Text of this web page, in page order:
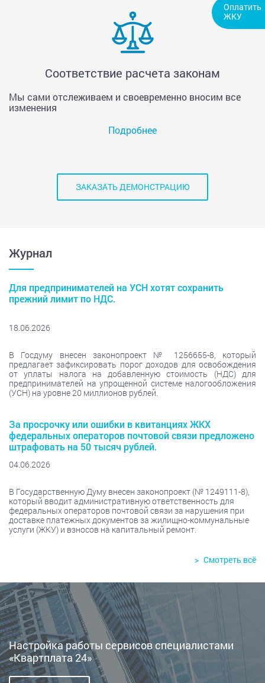
Соответствие расчета законам
Мы сами отслеживаем и своевременно вносим все
изменения
Подробнее
ЗАКАЗАТЬ ДЕМОНСТРАЦИЮ
Журнал
Для предпринимателей на УСН хотят сохранить
прежний лимит по НДС.
18.06.2026
В Госдуму внесен законопроект № 1256655-8, который
предлагает зафиксировать порог доходов для освобождения
от уплаты налога на добавленную стоимость (НДС) для
предпринимателей на упрощенной системе налогообложения
(УСН) на уровне 20 миллионов рублей.
За просрочку или ошибки в квитанциях ЖКХ
федеральных операторов почтовой связи предложено
штрафовать на 50 тысяч рублей.
04.06.2026
В Государственную Думу внесен законопроект (№ 1249111-8),
который вводит административную ответственность для
федеральных операторов почтовой связи за нарушения при
доставке платежных документов за жилищно-коммунальные
услуги (ЖКУ) и взносов на капитальный ремонт.
Смотреть всё
Настройка работы сервисов специалистами
«Квартплата 24»
Оплатить
ЖКУ